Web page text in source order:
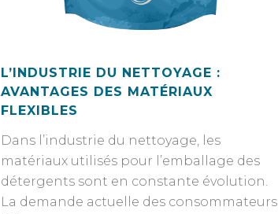
L’INDUSTRIE DU NETTOYAGE :
AVANTAGES DES MATÉRIAUX
FLEXIBLES
Dans l’industrie du nettoyage, les
matériaux utilisés pour l’emballage des
détergents sont en constante évolution.
La demande actuelle des consommateurs